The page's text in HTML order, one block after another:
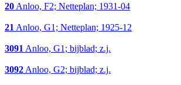
20Anloo, F2; Netteplan; 1931-04
21Anloo, G1; Netteplan; 1925-12
3091Anloo, G1; bijblad; z.j.
3092Anloo, G2; bijblad; z.j.